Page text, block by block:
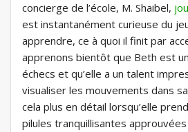
concierge de l’école, M. Shaibel,
est instantanément curieuse du
apprendre, ce à quoi il finit par
apprenons bientôt que Beth est
échecs et qu’elle a un talent
visualiser les mouvements dans
cela plus en détail lorsqu’elle
pilules tranquillisantes approuvées